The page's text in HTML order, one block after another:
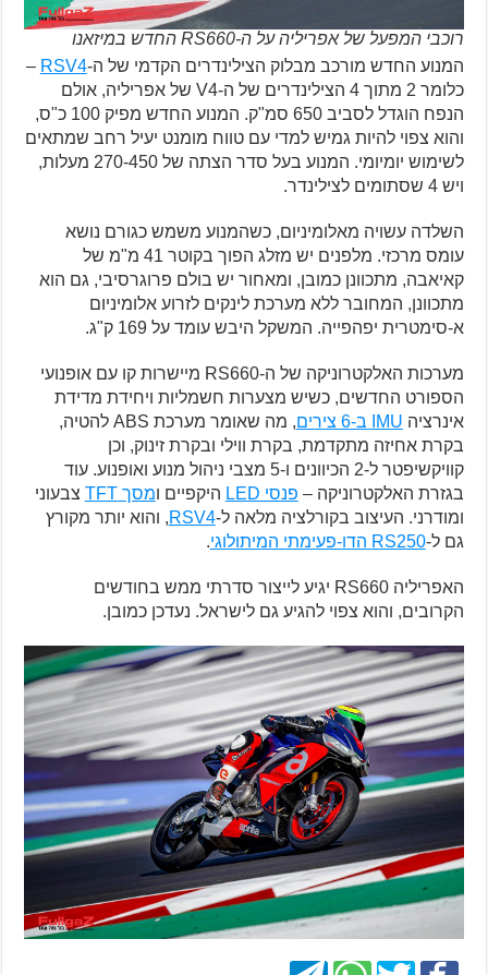
רוכבי המפעל של אפריליה על ה-RS660 החדש במיזאנו
המנוע החדש מורכב מבלוק הצילינדרים הקדמי של ה-RSV4
–
כלומר 2 מתוך 4 הצילינדרים של ה-V4 של אפריליה, אולם
הנפח הוגדל לסביב 650 סמ"ק. המנוע החדש מפיק 100 כ"ס,
והוא צפוי להיות גמיש למדי עם טווח מומנט יעיל רחב שמתאים
לשימוש יומיומי. המנוע בעל סדר הצתה של 270-450 מעלות,
ויש 4 שסתומים לצילינדר.
השלדה עשויה מאלומיניום, כשהמנוע משמש כגורם נושא
עומס מרכזי. מלפנים יש מזלג הפוך בקוטר 41 מ"מ של
קאיאבה, מתכוונן כמובן, ומאחור יש בולם פרוגרסיבי, גם הוא
מתכוונן, המחובר ללא מערכת לינקים לזרוע אלומיניום
א-סימטרית יפהפייה. המשקל היבש עומד על 169 ק"ג.
מערכות האלקטרוניקה של ה-RS660 מיישרות קו עם אופנועי
הספורט החדשים, כשיש מצערות חשמליות ויחידת מדידת
אינרציה IMU ב-6 צירים
, מה שאומר מערכת ABS להטיה,
בקרת אחיזה מתקדמת, בקרת ווילי ובקרת זינוק, וכן
קוויקשיפטר ל-2 הכיוונים ו-5 מצבי ניהול מנוע ואופנוע. עוד
בגזרת האלקטרוניקה – פנסי LED היקפיים ומסך TFT
צבעוני
ומודרני. העיצוב בקורלציה מלאה ל-RSV4, והוא יותר מקורץ
גם ל-RS250 הדו-פעימתי המיתולוגי .
האפריליה RS660 יגיע לייצור סדרתי ממש בחודשים
הקרובים, והוא צפוי להגיע גם לישראל. נעדכן כמובן.